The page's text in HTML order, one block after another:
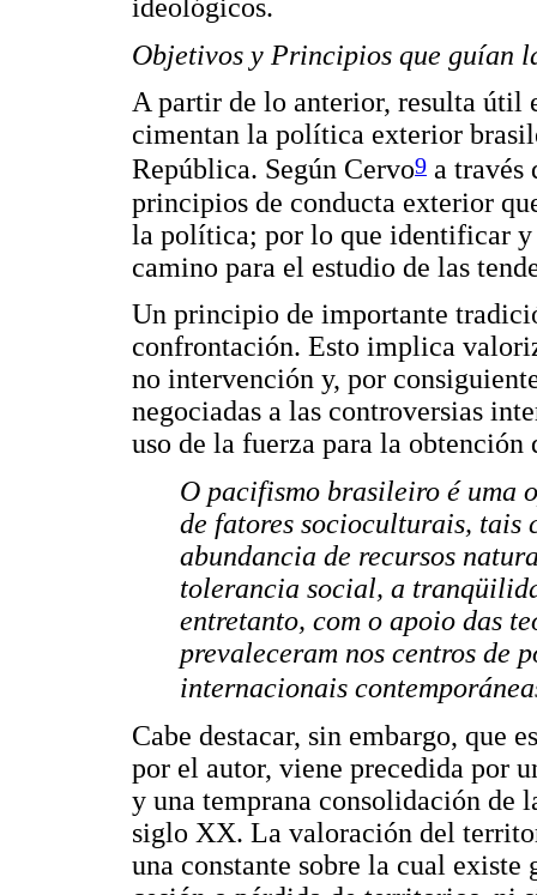
ideológicos.
Objetivos y Principios que guían
A partir de lo anterior, resulta útil
cimentan la política exterior
República. Según Cervo9 a través
principios de conducta exterior
la política; por lo que identificar y
camino para el estudio de las
Un principio de importante
confrontación. Esto implica
no intervención y, por
negociadas a las controversias
uso de la fuerza para la obtención
O pacifismo brasileiro é uma
de fatores socioculturais, tais
abundancia de recursos
tolerancia social, a
entretanto, com o apoio das
prevaleceram nos centros de
internacionais
Cabe destacar, sin embargo, que
por el autor, viene precedida por
y una temprana consolidación de
siglo XX. La valoración del
una constante sobre la cual existe